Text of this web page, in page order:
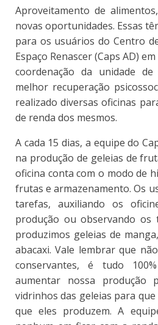
Aproveitamento de
novas oportunidades. Essas
para os usuários do Centro
Espaço Renascer (Caps AD)
coordenação da unidade
melhor recuperação
realizado diversas oficinas
de renda dos mesmos.
A cada 15 dias, a equipe do
na produção de geleias de
oficina conta com o modo de
frutas e armazenamento. Os
tarefas, auxiliando os
produção ou observando os
produzimos geleias de
abacaxi. Vale lembrar que
conservantes, é tudo
aumentar nossa produção
vidrinhos das geleias para
que eles produzem. A